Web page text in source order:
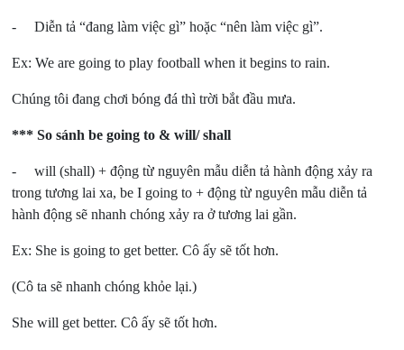
- Diễn tả “đang làm việc gì” hoặc “nên làm việc gì”.
Ex: We are going to play football when it begins to rain.
Chúng tôi đang chơi bóng đá thì trời bắt đầu mưa.
*** So sánh be going to & will/ shall
- will (shall) + động từ nguyên mẫu diễn tả hành động xảy ra
trong tương lai xa, be I going to + động từ nguyên mẫu diễn tả
hành động sẽ nhanh chóng xảy ra ở tương lai gần.
Ex: She is going to get better. Cô ấy sẽ tốt hơn.
(Cô ta sẽ nhanh chóng khỏe lại.)
She will get better. Cô ấy sẽ tốt hơn.